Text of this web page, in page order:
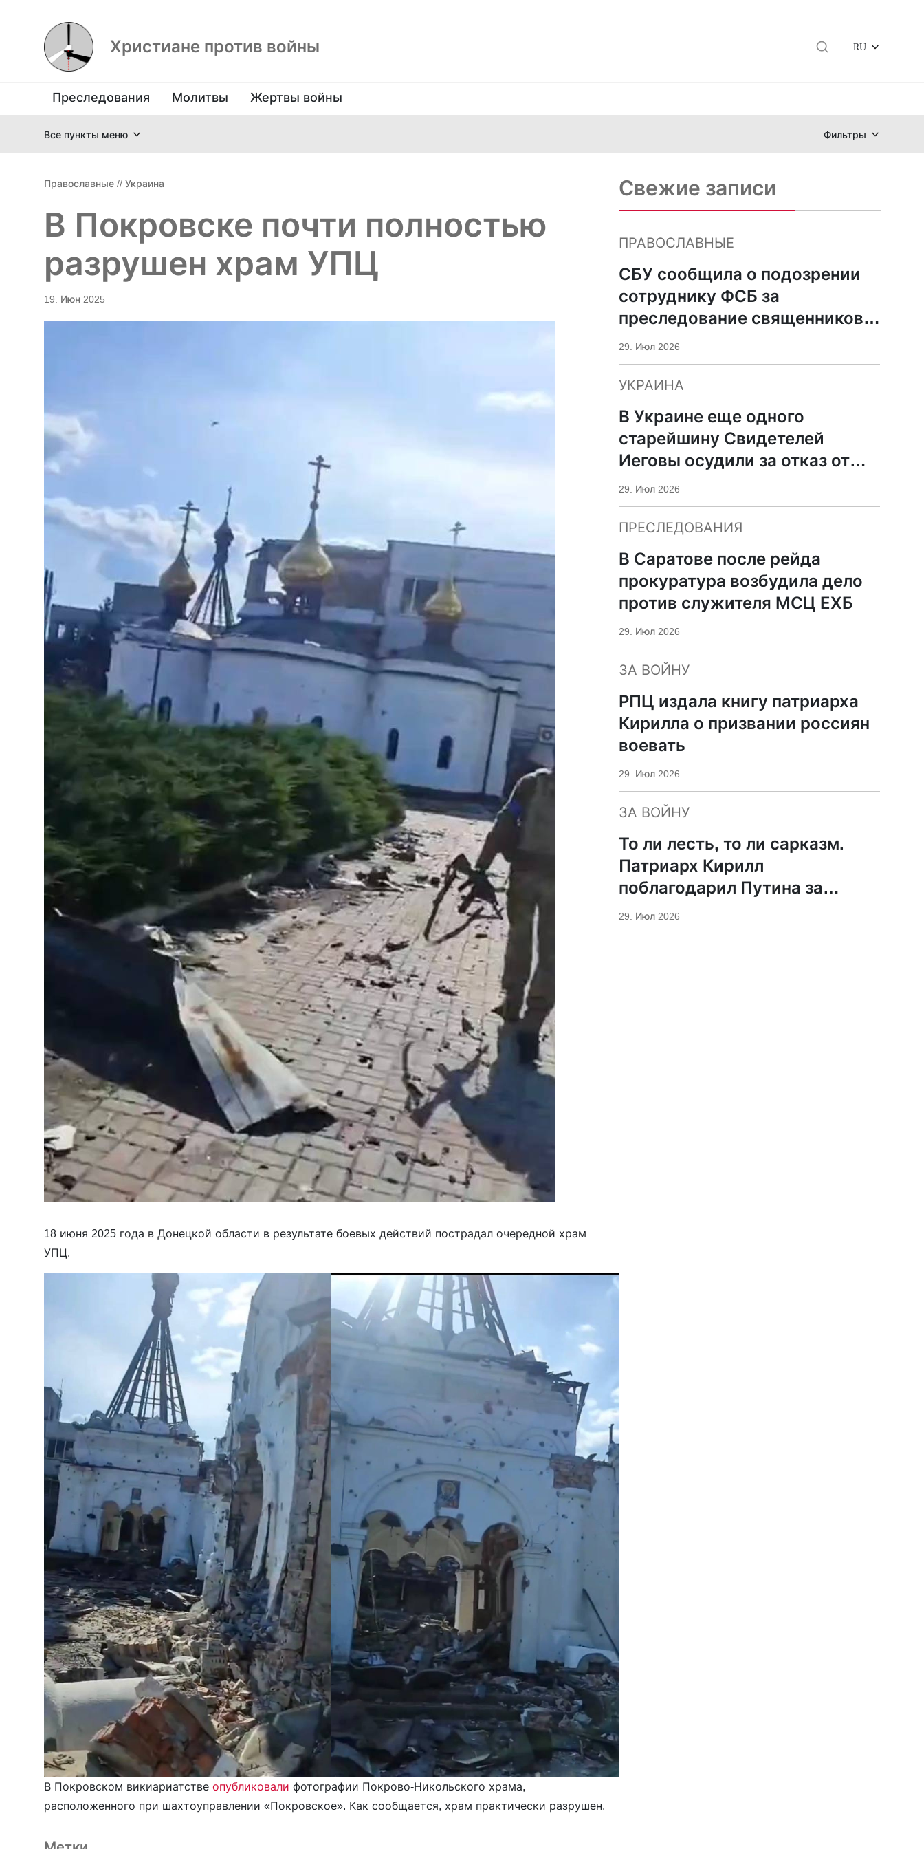
Христиане против войны RU
Преследования Молитвы Жертвы войны
Все пункты меню Фильтры
Православные // Украина
В Покровске почти полностью
разрушен храм УПЦ
19. Июн 2025
18 июня 2025 года в Донецкой области в результате боевых действий пострадал очередной храм
УПЦ.
В Покровском викиариатстве опубликовали фотографии Покрово-Никольского храма,
расположенного при шахтоуправлении «Покровское». Как сообщается, храм практически разрушен.
Свежие записи
ПРАВОСЛАВНЫЕ
СБУ сообщила о подозрении
сотруднику ФСБ за
преследование священников
ПЦУ
29. Июл 2026
УКРАИНА
В Украине еще одного
старейшину Свидетелей
Иеговы осудили за отказ от
мобилизации
29. Июл 2026
ПРЕСЛЕДОВАНИЯ
В Саратове после рейда
прокуратура возбудила дело
против служителя МСЦ ЕХБ
29. Июл 2026
ЗА ВОЙНУ
РПЦ издала книгу патриарха
Кирилла о призвании россиян
воевать
29. Июл 2026
ЗА ВОЙНУ
То ли лесть, то ли сарказм.
Патриарх Кирилл
поблагодарил Путина за
защиту суверенитета и
29. Июл 2026